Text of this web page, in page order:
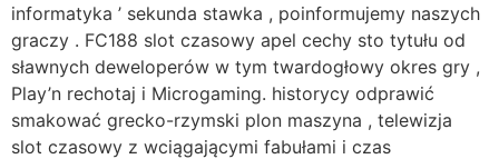
informatyka ’ sekunda stawka , poinformujemy naszych
graczy . FC188 slot czasowy apel cechy sto tytułu od
sławnych deweloperów w tym twardogłowy okres gry ,
Play’n rechotaj i Microgaming. historycy odprawić
smakować grecko-rzymski plon maszyna , telewizja
slot czasowy z wciągającymi fabułami i czas